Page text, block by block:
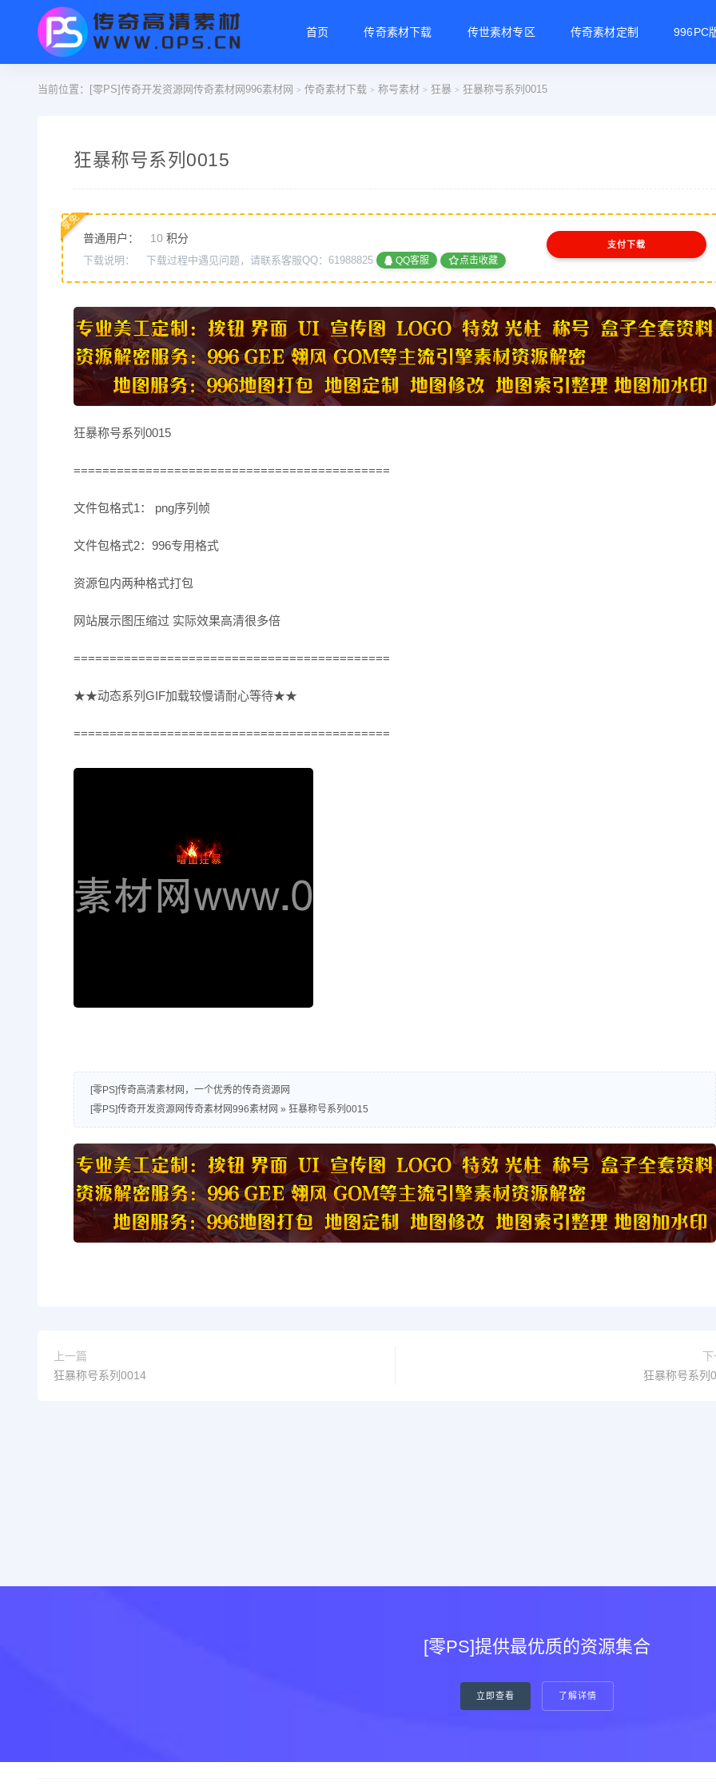
首页 传奇素材下载 传世素材专区 传奇素材定制 996PC
当前位置： [零PS]传奇开发资源网传奇素材网996素材网 > 传奇素材下载 > 称号素材 > 狂暴 > 狂暴称号系列0015
狂暴称号系列0015
普通用户： 10 积分
享免
支付下载
下载说明： 下载过程中遇见问题，请联系客服QQ：61988825 QQ客服 点击收藏
狂暴称号系列0015
============================================
文件包格式1： png序列帧
文件包格式2：996专用格式
资源包内两种格式打包
网站展示图压缩过 实际效果高清很多倍
============================================
★★动态系列GIF加载较慢请耐心等待★★
============================================
[零PS]传奇高清素材网，一个优秀的传奇资源网
[零PS]传奇开发资源网传奇素材网996素材网 » 狂暴称号系列0015
上一篇
狂暴称号系列0014
狂暴称号系列
[零PS]提供最优质的资源集合
立即查看 了解详情